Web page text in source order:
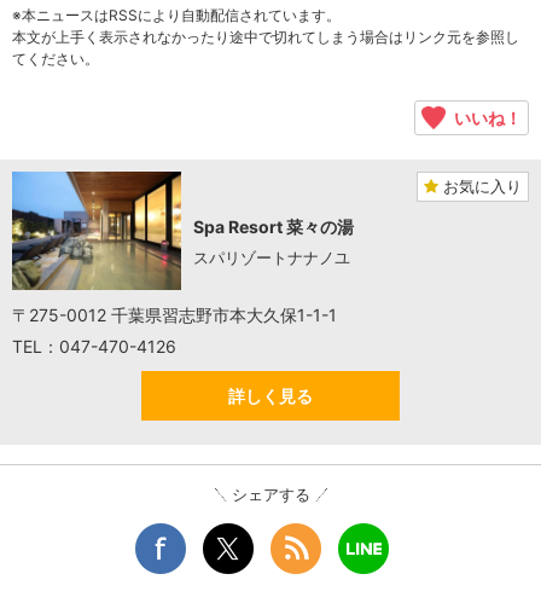
※本ニュースはRSSにより自動配信されています。
本文が上手く表示されなかったり途中で切れてしまう場合はリンク元を参照し
てください。
いいね！
お気に入り
Spa Resort 菜々の湯
スパリゾートナナノユ
〒275-0012 千葉県習志野市本大久保1-1-1
TEL：047-470-4126
詳しく見る
シェアする